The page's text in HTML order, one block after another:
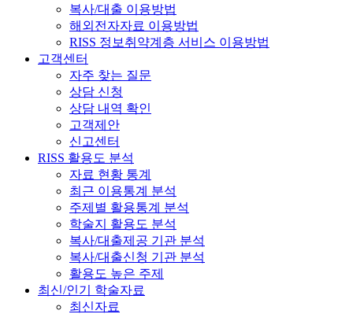
복사/대출 이용방법
해외전자자료 이용방법
RISS 정보취약계층 서비스 이용방법
고객센터
자주 찾는 질문
상담 신청
상담 내역 확인
고객제안
신고센터
RISS 활용도 분석
자료 현황 통계
최근 이용통계 분석
주제별 활용통계 분석
학술지 활용도 분석
복사/대출제공 기관 분석
복사/대출신청 기관 분석
활용도 높은 주제
최신/인기 학술자료
최신자료